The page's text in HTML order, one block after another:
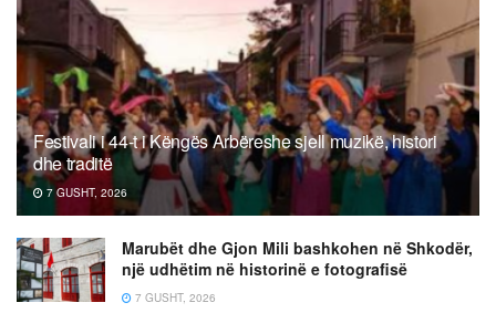
Festivali i 44-t i Këngës Arbëreshe sjell muzikë, histori
dhe traditë
7 GUSHT, 2026
Marubët dhe Gjon Mili bashkohen në Shkodër,
një udhëtim në historinë e fotografisë
7 GUSHT, 2026